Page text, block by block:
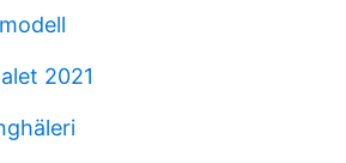
2021